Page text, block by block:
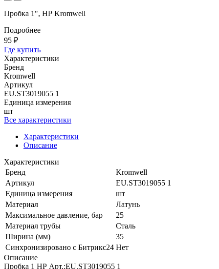
Пробка 1", НР Kromwell
Подробнее
95 ₽
Где купить
Характеристики
Бренд
Kromwell
Артикул
EU.ST3019055 1
Единица измерения
шт
Все характеристики
Характеристики
Описание
Характеристики
Бренд
Kromwell
Артикул
EU.ST3019055 1
Единица измерения
шт
Материал
Латунь
Максимальное давление, бар
25
Материал трубы
Сталь
Ширина (мм)
35
Синхронизировано с Битрикс24 Нет
Описание
Пробка 1 НР Арт.:EU.ST3019055 1